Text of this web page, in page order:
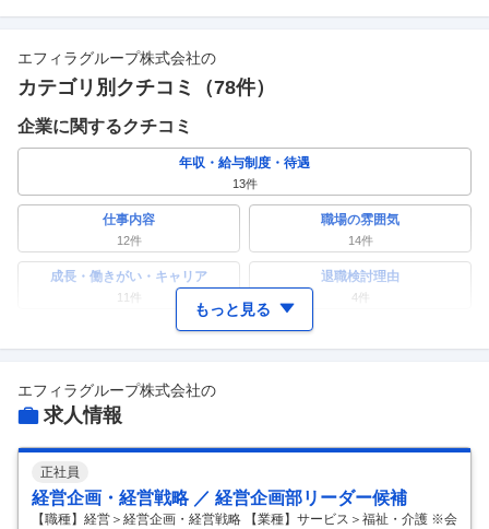
エフィラグループ株式会社の
カテゴリ別クチコミ（78件）
企業に関するクチコミ
年収・給与制度・待遇
13件
仕事内容
12件
職場の雰囲気
14件
成長・働きがい・キャリア
11 件
退職検討理由
4 件
ワークライフバランス 女性の活躍・働きやすさ
副業
2
人事・評価制度 入社理由・入社後ギャップ
企業の選考に関するクチコミ
もっと見る
エフィラグループ株式会社の
求人情報
正社員
経営企画・経営戦略 ／ 経営企画部リーダー候補
【職種】経営＞経営企画・経営戦略 【業種】サービス＞福祉・介護 ※会